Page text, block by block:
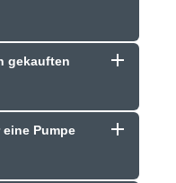
gekauften
Pumpe